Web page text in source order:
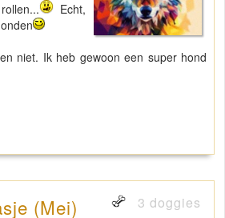
Echt,
niet. Ik heb gewoon een super hond
(Mei) 3 doggies